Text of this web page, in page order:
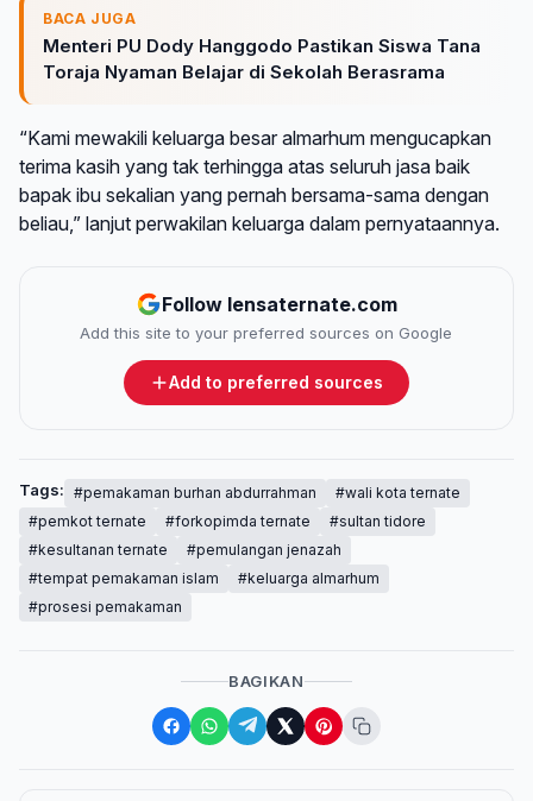
BACA JUGA
Menteri PU Dody Hanggodo Pastikan Siswa Tana
Toraja Nyaman Belajar di Sekolah Berasrama
“Kami mewakili keluarga besar almarhum mengucapkan
terima kasih yang tak terhingga atas seluruh jasa baik
bapak ibu sekalian yang pernah bersama-sama dengan
beliau,” lanjut perwakilan keluarga dalam pernyataannya.
Follow lensaternate.com
Add this site to your preferred sources on Google
Add to preferred sources
Tags: #pemakaman burhan abdurrahman
#wali kota ternate
#pemkot ternate
#forkopimda ternate
#sultan tidore
#kesultanan ternate
#pemulangan jenazah
#tempat pemakaman islam
#keluarga almarhum
#prosesi pemakaman
BAGIKAN